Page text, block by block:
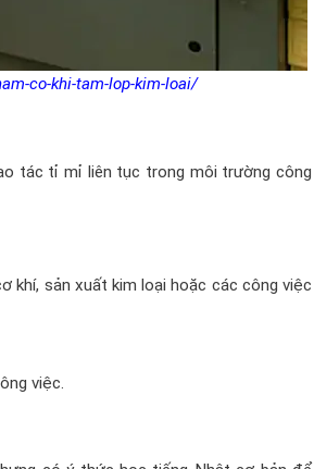
co-khi-tam-lop-kim-loai/
tác tỉ mỉ liên tục trong môi trường công
khí, sản xuất kim loại hoặc các công việc
việc.